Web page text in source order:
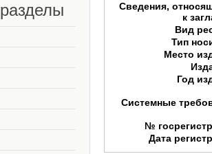
Сведения,
к
Вид
Тип
Место
Год
Системные
№
Дата
разделы